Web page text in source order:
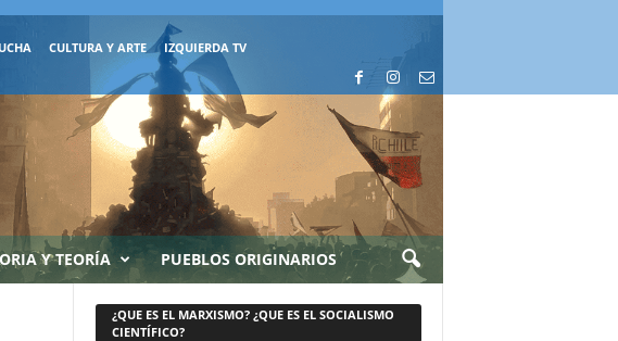
CULTURA Y ARTE IZQUIERDA TV
Y TEORÍA PUEBLOS ORIGINARIOS
¿QUE ES EL MARXISMO? ¿QUE ES EL SOCIALISMO
CIENTÍFICO?